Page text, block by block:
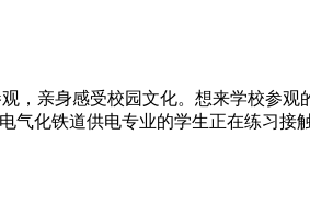
，亲身感受校园文化。想来学校参
气化铁道供电专业的学生正在练习接